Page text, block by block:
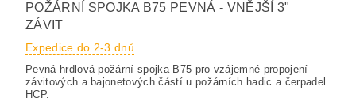
POŽÁRNÍ SPOJKA B75 PEVNÁ - VNĚJŠÍ 3"
ZÁVIT
Expedice do 2-3 dnů
Pevná hrdlová požární spojka B75 pro vzájemné propojení
závitových a bajonetových částí u požárních hadic a čerpadel
HCP.